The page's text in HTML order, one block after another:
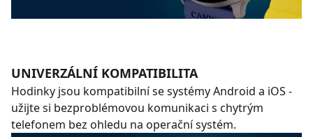
UNIVERZÁLNÍ KOMPATIBILITA
Hodinky jsou kompatibilní se systémy Android a iOS -
užijte si bezproblémovou komunikaci s chytrým
telefonem bez ohledu na operační systém.